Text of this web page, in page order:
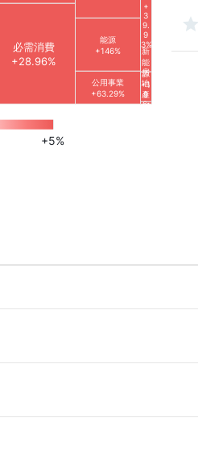
+5%
公用事業
+63.29%
房
地
產
+1
+
3
9.
9
3%
能源
+146%
新
能
源
+1
9
6.
必需消費
+28.96%